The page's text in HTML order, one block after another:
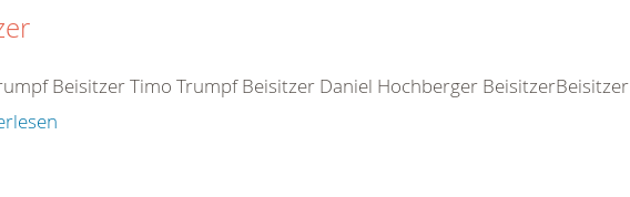
Beisitzer Timo Trumpf Beisitzer Daniel Hochberger BeisitzerBeisitzer